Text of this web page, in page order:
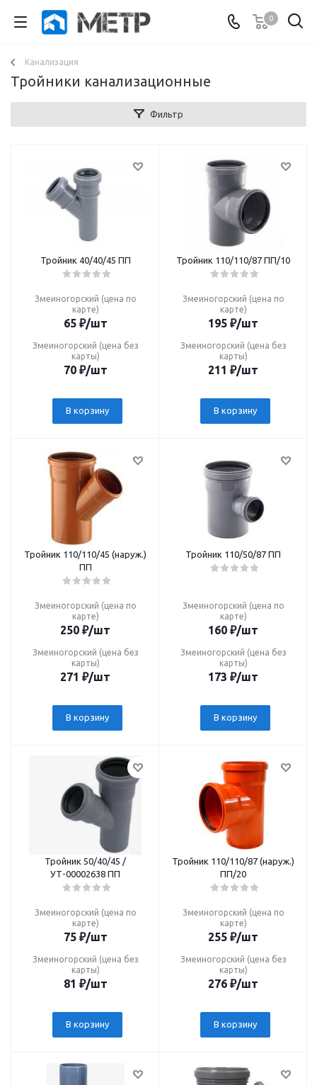
0
Канализация
Тройники канализационные
Фильтр
Тройник 40/40/45 ПП
Змеиногорский (цена по
карте)
65₽/шт
Змеиногорский (цена без
карты)
70₽/шт
В корзину
Тройник 110/110/87 ПП/10
Змеиногорский (цена по
карте)
195 ₽/шт
Змеиногорский (цена без
карты)
211 ₽/шт
В корзину
Тройник 110/110/45 (наруж.)
ПП
Змеиногорский (цена по
карте)
250 ₽/шт
Змеиногорский (цена без
карты)
271 ₽/шт
В корзину
Тройник 110/50/87 ПП
Змеиногорский (цена по
карте)
160 ₽/шт
Змеиногорский (цена без
карты)
173 ₽/шт
В корзину
Тройник 50/40/45 /
УТ-00002638 ПП
Змеиногорский (цена по
карте)
75₽/шт
Змеиногорский (цена без
карты)
81 ₽/шт
В корзину
Тройник 110/110/87 (наруж.)
ПП/20
Змеиногорский (цена по
карте)
255 ₽/шт
Змеиногорский (цена без
карты)
276 ₽/шт
В корзину